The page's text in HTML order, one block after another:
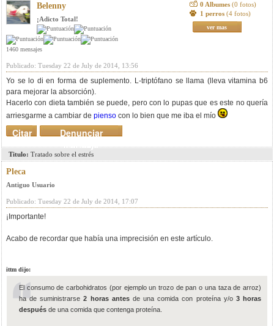
Belenny
¡Adicto Total!
1460 mensajes
0 Albumes (0 fotos)
1 perros (4 fotos)
ver mas
Publicado: Tuesday 22 de July de 2014, 13:56
Yo se lo di en forma de suplemento. L-triptófano se llama (lleva vitamina b6
para mejorar la absorción).
Hacerlo con dieta también se puede, pero con lo pupas que es este no quería
arriesgarme a cambiar de pienso con lo bien que me iba el mío
Denunciar
mensaje
Citar
Titulo: Tratado sobre el estrés
Pleca
Antiguo Usuario
Publicado: Tuesday 22 de July de 2014, 17:07
¡Importante!
Acabo de recordar que había una imprecisión en este artículo.
ittm dijo:
El consumo de carbohidratos (por ejemplo un trozo de pan o una taza de arroz)
ha de suministrarse2 horas antesde una comida con proteína y/o 3 horas
después de una comida que contenga proteína.